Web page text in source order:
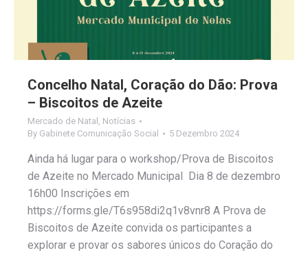
Concelho Natal, Coração do Dão: Prova
– Biscoitos de Azeite
Mercado de Natal , Notícias
By Gabinete Comunicação Social 5 Dezembro 2024
Ainda há lugar para o workshop/Prova de Biscoitos
de Azeite no Mercado Municipal Dia 8 de dezembro
16h00 Inscrições em
https://forms.gle/T6s958di2q1v8vnr8 A Prova de
Biscoitos de Azeite convida os participantes a
explorar e provar os sabores únicos do Coração do